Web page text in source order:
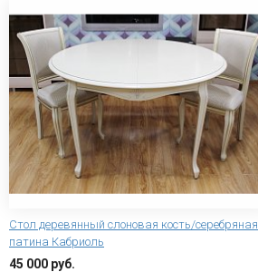
Стол деревянный слоновая кость/серебряная
патина Кабриоль
45 000 руб.